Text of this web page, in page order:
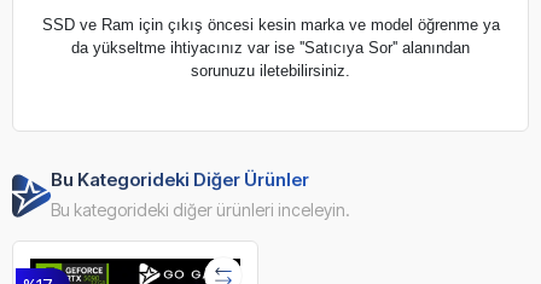
SSD ve Ram için çıkış öncesi kesin marka ve model öğrenme ya
da yükseltme ihtiyacınız var ise ''Satıcıya Sor'' alanından
sorunuzu iletebilirsiniz.
Bu Kategorideki Diğer Ürünler
Bu kategorideki diğer ürünleri inceleyin.